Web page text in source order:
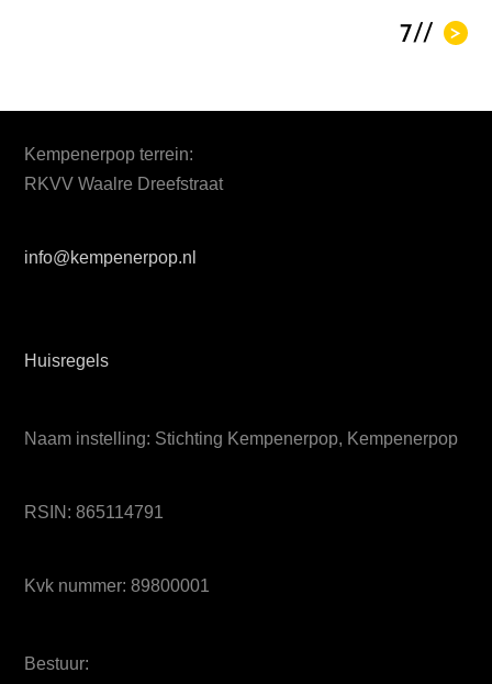
>
7//
Kempenerpop terrein:
RKVV Waalre Dreefstraat
info@kempenerpop.nl
Huisregels
Naam instelling: Stichting Kempenerpop, Kempenerpop
RSIN: 865114791
Kvk nummer: 89800001
Bestuur: